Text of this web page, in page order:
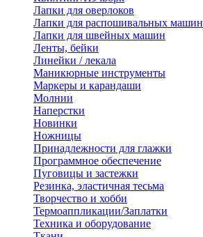
Лапки для оверлоков
Лапки для распошивальных машин
Лапки для швейных машин
Ленты, бейки
Линейки / лекала
Маникюрные инструменты
Маркеры и карандаши
Молнии
Наперстки
Новинки
Ножницы
Принадлежности для глажки
Программное обеспечение
Пуговицы и застежки
Резинка, эластичная тесьма
Творчество и хобби
Термоаппликации/Заплатки
Техника и оборудование